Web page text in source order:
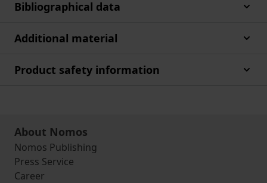
Bibliographical data
Additional material
Product safety information
About Nomos
Nomos Publishing
Press Service
Career